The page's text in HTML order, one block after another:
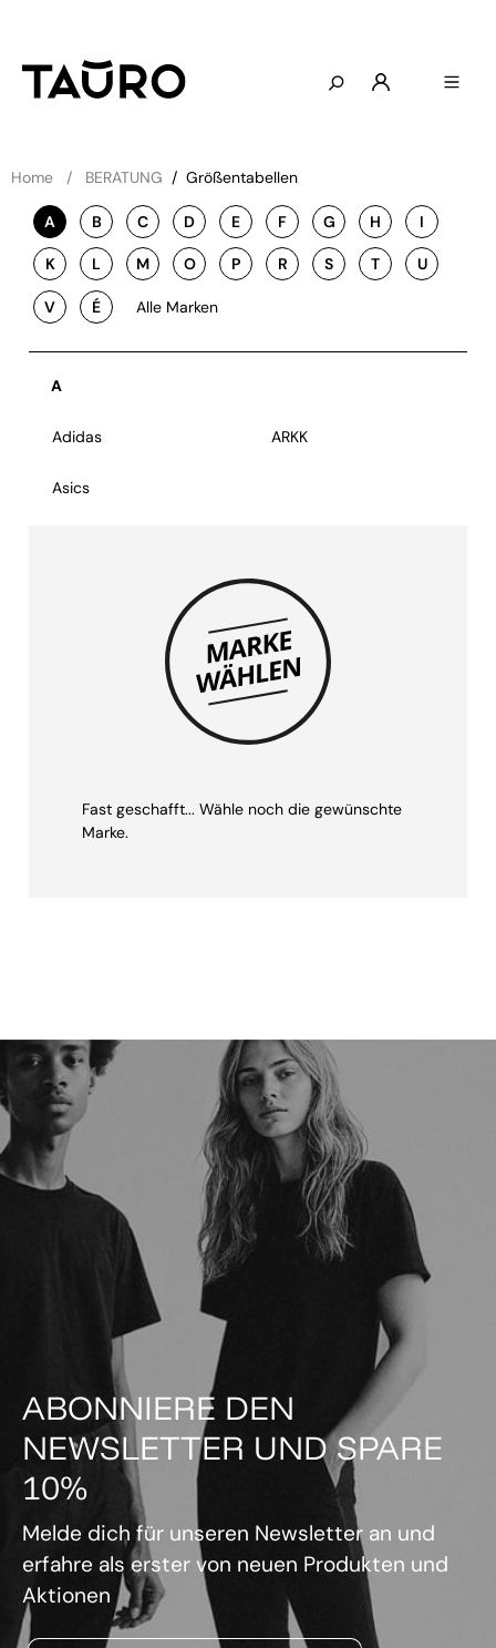
Home BERATUNG / Größentabellen
A B C D E F G H I
K L M O P R S T U
V É Alle Marken
A
Adidas ARKK
Asics
Fast geschafft... Wähle noch die gewünschte
Marke.
ABONNIERE DEN
NEWSLETTER UND SPARE
10%
Melde dich für unseren Newsletter an und
erfahre als erster von neuen Produkten und
Aktionen